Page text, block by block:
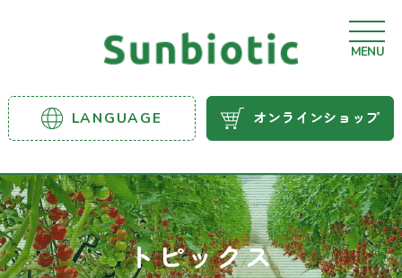
サンビ
ック農
業資材
LANGUAGE オンラインショップ
MENU
トピックス